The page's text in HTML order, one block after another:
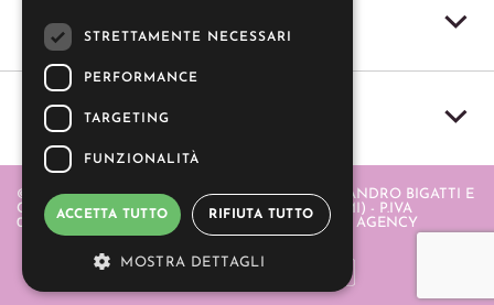
SERVIZIO CLIENTI
IL MIO ACCOUNT
© 2004-2026 GUZZI SAS - GUZZI SAS DI ALESSANDRO BIGATTI E
C. - PIAZZA ITALIA 20 - 20064 GORGONZOLA (MI) - P.IVA
06580880968 . REALIZZATO DA
- APERION WEB AGENCY
STRETTAMENTE NECESSARI
PERFORMANCE
TARGETING
FUNZIONALITÀ
ACCETTA TUTTO RIFIUTA TUTTO
MOSTRA DETTAGLI